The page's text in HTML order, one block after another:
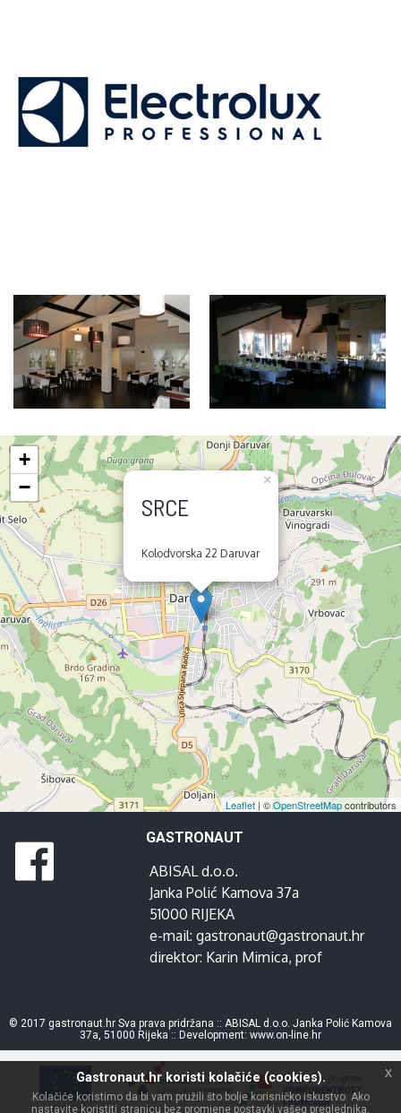
SRCE
Kolodvorska 22 Daruvar
×
+
−
Leaflet | ©OpenStreetMapcontributors
GASTRONAUT
ABISAL d.o.o.
Janka Polić Kamova 37a
51000 RIJEKA
e-mail: gastronaut@gastronaut.hr
direktor: Karin Mimica, prof
© 2017 gastronaut.hr Sva prava pridržana :: ABISAL d.o.o. Janka Polić Kamova
37a, 51000 Rijeka :: Development: www.on-line.hr
Gastronaut.hr koristi kolačiće (cookies).
Kolačiće koristimo da bi vam pružili što bolje korisničko iskustvo. Ako
nastavite koristiti stranicu bez promjene postavki vašeg preglednika,
x